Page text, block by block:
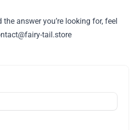
answer you’re looking for, feel
tail.store